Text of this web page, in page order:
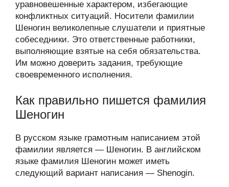
уравновешенные характером, избегающие
конфликтных ситуаций. Носители фамилии
Шеногин великолепные слушатели и приятные
собеседники. Это ответственные работники,
выполняющие взятые на себя обязательства.
Им можно доверить задания, требующие
своевременного исполнения.
Как правильно пишется фамилия
Шеногин
В русском языке грамотным написанием этой
фамилии является — Шеногин. В английском
языке фамилия Шеногин может иметь
следующий вариант написания — Shenogin.